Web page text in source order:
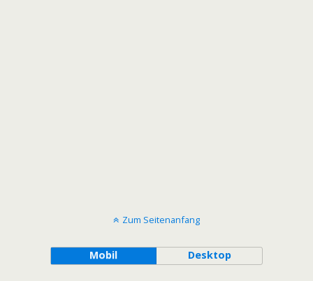
Zum Seitenanfang
Mobil Desktop